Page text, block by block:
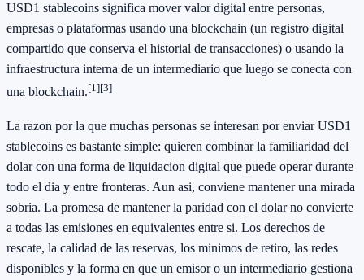
USD1 stablecoins significa mover valor digital entre personas,
empresas o plataformas usando una blockchain (un registro digital
compartido que conserva el historial de transacciones) o usando la
infraestructura interna de un intermediario que luego se conecta con
una blockchain.[1][3]
La razon por la que muchas personas se interesan por enviar USD1
stablecoins es bastante simple: quieren combinar la familiaridad del
dolar con una forma de liquidacion digital que puede operar durante
todo el dia y entre fronteras. Aun asi, conviene mantener una mirada
sobria. La promesa de mantener la paridad con el dolar no convierte
a todas las emisiones en equivalentes entre si. Los derechos de
rescate, la calidad de las reservas, los minimos de retiro, las redes
disponibles y la forma en que un emisor o un intermediario gestiona